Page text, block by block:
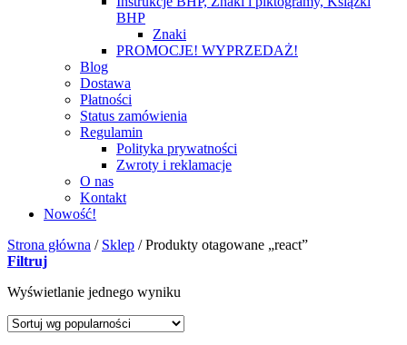
BHP
Znaki
PROMOCJE! WYPRZEDAŻ!
Blog
Dostawa
Płatności
Status zamówienia
Regulamin
Polityka prywatności
Zwroty i reklamacje
O nas
Kontakt
Nowość!
Strona główna / Sklep /Produkty otagowane „react”
Filtruj
Wyświetlanie jednego wyniku